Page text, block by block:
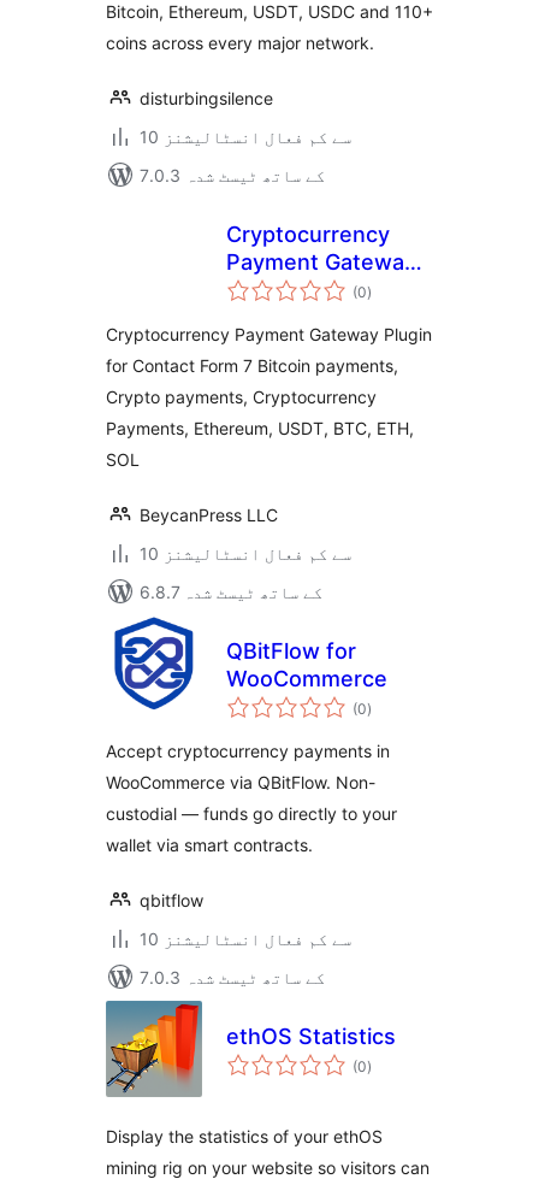
Bitcoin, Ethereum, USDT, USDC and 110+
coins across every major network.
disturbingsilence
10 سے کم فعال انسٹالیشنز
7.0.3 کے ساتھ ٹیسٹ شدہ
Cryptocurrency
Payment Gateway
for Contact Form 7
(0مجموعی
درجہ
)
Cryptocurrency Payment Gateway Plugin
for Contact Form 7 Bitcoin payments,
Crypto payments, Cryptocurrency
Payments, Ethereum, USDT, BTC, ETH,
SOL
BeycanPress LLC
10 سے کم فعال انسٹالیشنز
6.8.7 کے ساتھ ٹیسٹ شدہ
QBitFlow for
WooCommerce
(0مجموعی
درجہ
)
Accept cryptocurrency payments in
WooCommerce via QBitFlow. Non-
custodial — funds go directly to your
wallet via smart contracts.
qbitflow
10 سے کم فعال انسٹالیشنز
7.0.3 کے ساتھ ٹیسٹ شدہ
ethOS Statistics
(0مجموعی
درجہ
)
Display the statistics of your ethOS
mining rig on your website so visitors can